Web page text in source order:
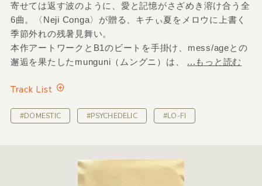
寄せては返す波のように、愛と記憶がさざめき溶け合う全
6曲。〈Neji Conga〉が贈る、キチぃ夏をメロウに上書く
季節外れの残暑見舞い。
本作アートワークとB1のビートを手掛け、mess/ageとの
邂逅を果たしたmunguni（ムングニ）は、
...もっと読む
Track List
#DOMESTIC #PSYCHEDELIC #LO-FI